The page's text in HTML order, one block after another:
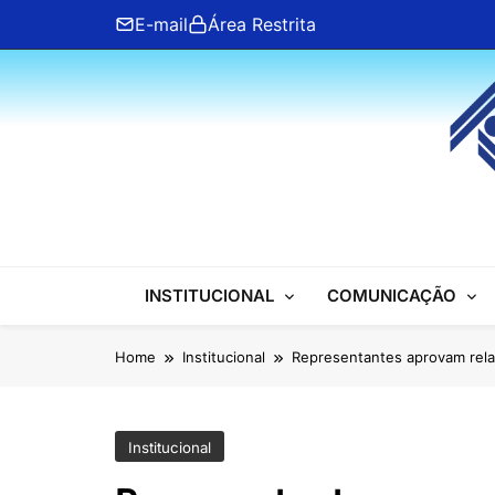
content
E-mail Área Restrita
ANFIP Nacional
INSTITUCIONAL COMUNICAÇÃO
Home Institucional Representantes aprovam
Institucional